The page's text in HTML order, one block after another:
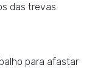
das trevas.
para afastar